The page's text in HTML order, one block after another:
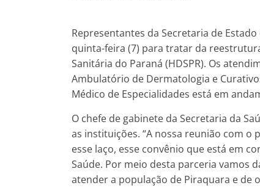
Representantes da Secretaria de
quinta-feira (7) para tratar da
Sanitária do Paraná (HDSPR). Os
Ambulatório de Dermatologia e
Médico de Especialidades está em
O chefe de gabinete da Secretaria da
as instituições. “A nossa reunião com o
esse laço, esse convênio que está em
Saúde. Por meio desta parceria vamos
atender a população de Piraquara e de